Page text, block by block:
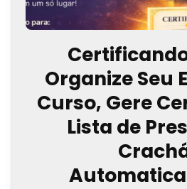
Organize Seu
Curso, Gere
Lista de